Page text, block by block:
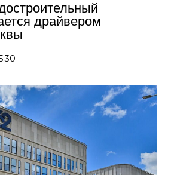
драйвером